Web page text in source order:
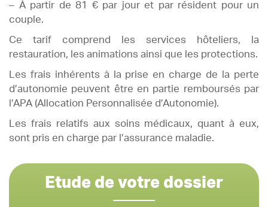
– À partir de 81 € par jour et par résident pour un
couple.
Ce tarif comprend les services hôteliers, la
restauration, les animations ainsi que les protections.
Les frais inhérents à la prise en charge de la perte
d’autonomie peuvent être en partie remboursés par
l’APA (Allocation Personnalisée d’Autonomie).
Les frais relatifs aux soins médicaux, quant à eux,
sont pris en charge par l’assurance maladie.
Etude de votre dossier